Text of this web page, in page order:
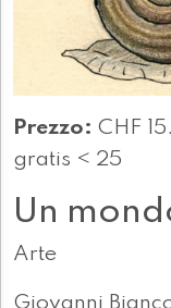
Prezzo: CHF
gratis < 25
Un
Arte